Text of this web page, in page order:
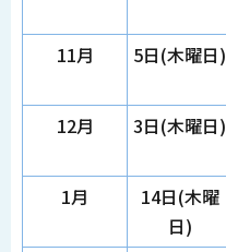
11月
5日(木曜日)
12月
3日(木曜日)
1月
14日(木曜
日)